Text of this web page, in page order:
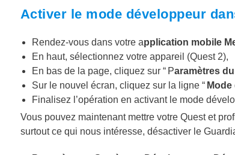
Activer le mode développeur
Rendez-vous dans votre application mobile
En haut, sélectionnez votre appareil (Quest 2),
En bas de la page, cliquez sur “ Paramètres
Sur le nouvel écran, cliquez sur la ligne “
Finalisez l’opération en activant le mode
Vous pouvez maintenant mettre votre Quest et
surtout ce qui nous intéresse, désactiver le